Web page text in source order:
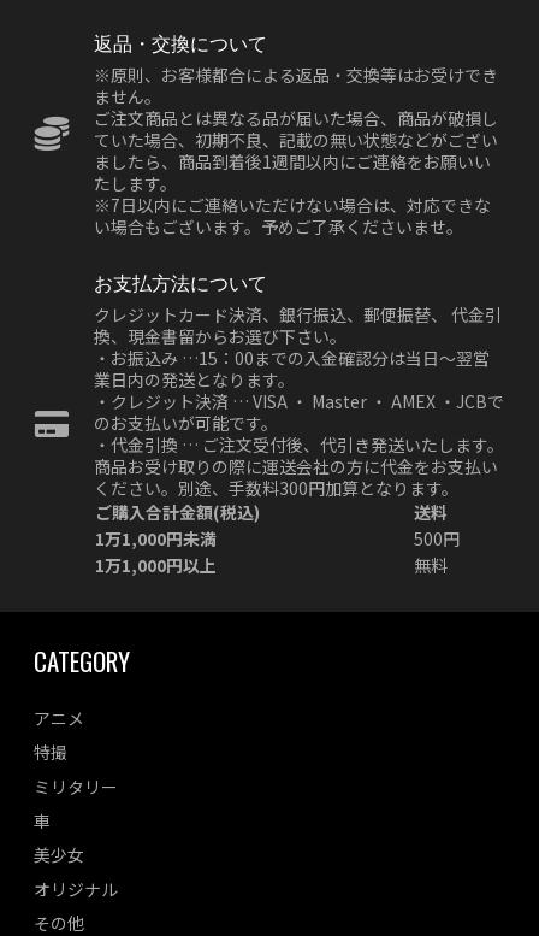
返品・交換について
※原則、お客様都合による返品・交換等はお受けでき
ません。
ご注文商品とは異なる品が届いた場合、商品が破損し
ていた場合、初期不良、記載の無い状態などがござい
ましたら、商品到着後1週間以内にご連絡をお願いい
たします。
※7日以内にご連絡いただけない場合は、対応できな
い場合もございます。予めご了承くださいませ。
お支払方法について
クレジットカード決済、銀行振込、郵便振替、 代金引
換、現金書留からお選び下さい。
・お振込み …15：00までの入金確認分は当日～翌営
業日内の発送となります。
・クレジット決済 … VISA ・ Master ・ AMEX ・JCBで
のお支払いが可能です。
・代金引換 … ご注文受付後、代引き発送いたします。
商品お受け取りの際に運送会社の方に代金をお支払い
ください。別途、手数料300円加算となります。
ご購入合計金額(税込)
送料
1万1,000円未満
500円
1万1,000円以上
無料
CATEGORY
アニメ
特撮
ミリタリー
車
美少女
オリジナル
その他